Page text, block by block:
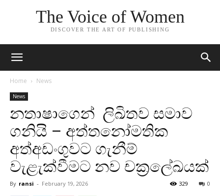
The Voice of Women
DISCOVER THE ART OF PUBLISHING
Home News
News
නතාෂාගෙන් ලිඛිතව සමාව
ගනියි – අත්තනෝමතික
අත්අඩංගුවට ගැනීම්
වැළැක්වීමට නව චක්‍රලේඛයක්
By ransi - February 19, 2026 0
329